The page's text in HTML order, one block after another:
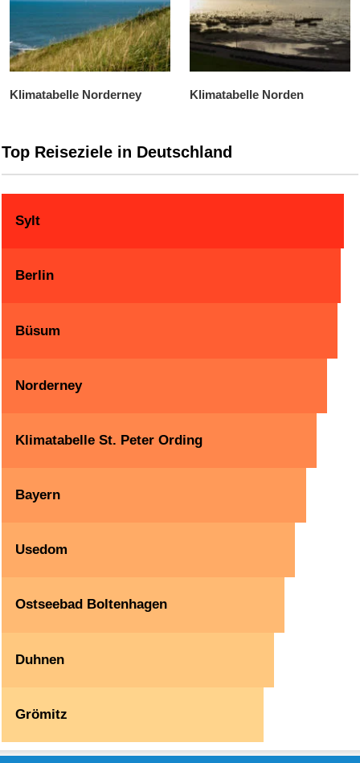
Klimatabelle Norderney Klimatabelle Norden
Top Reiseziele in Deutschland
Sylt
Berlin
Büsum
Norderney
Klimatabelle St. Peter Ording
Bayern
Usedom
Ostseebad Boltenhagen
Duhnen
Grömitz